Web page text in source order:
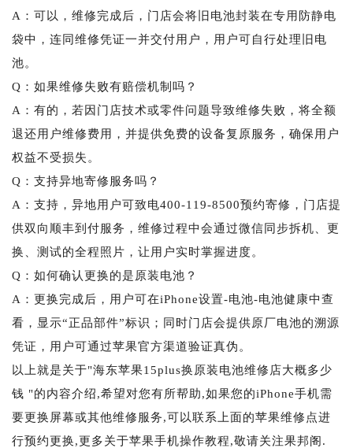
A：可以，维修完成后，门店会将旧电池封装在专用防静电
袋中，连同维修凭证一并交付用户，用户可自行处理旧电
池。
Q：如果维修失败有赔偿机制吗？
A：有的，若因门店技术或零件问题导致维修失败，将全额
退还用户维修费用，并提供免费的设备复原服务，确保用户
权益不受损失。
Q：支持异地寄修服务吗？
A：支持，异地用户可致电400-119-8500预约寄修，门店提
供双向顺丰到付服务，维修过程中会通过微信同步拆机、更
换、测试的全程照片，让用户实时掌握进度。
Q：如何确认更换的是原装电池？
A：更换完成后，用户可在iPhone设置-电池-电池健康中查
看，显示“正品部件”标识；同时门店会提供原厂电池的溯源
凭证，用户可通过苹果官方渠道验证真伪。
以上就是关于"海东苹果15plus换原装电池维修店大概多少
钱 "的内容介绍,希望对您有所帮助,如果您的iPhone手机需
要更换屏幕或其他维修服务,可以联系上面的苹果维修点进
行预约更换,更多关于苹果手机操作教程,敬请关注果邦阁.